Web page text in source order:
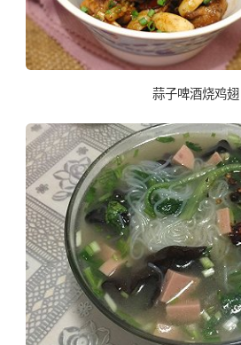
蒜子啤酒烧鸡翅